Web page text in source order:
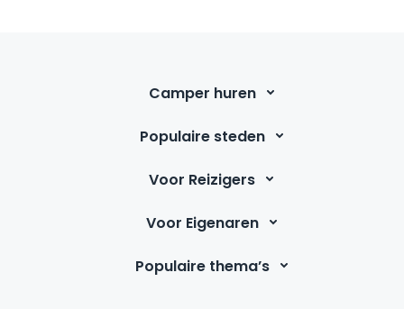
Camper huren
Populaire steden
Voor Reizigers
Voor Eigenaren
Populaire thema’s